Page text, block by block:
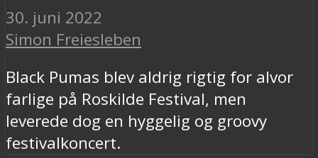
30. juni 2022
Simon Freiesleben
Black Pumas blev aldrig rigtig for alvor
farlige på Roskilde Festival, men
leverede dog en hyggelig og groovy
festivalkoncert.